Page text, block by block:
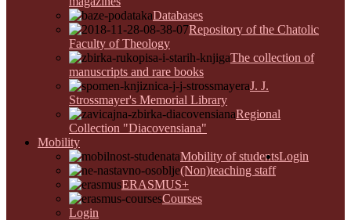
Databases
Repository of the Chatolic
Faculty of Theology
The collection of
manuscripts and rare books
J. J.
Strossmayer's Memorial Library
Regional
Collection "Diacovensiana"
Mobility
Mobility of students
(Non)teaching staff
ERASMUS+
Courses
Login
Login